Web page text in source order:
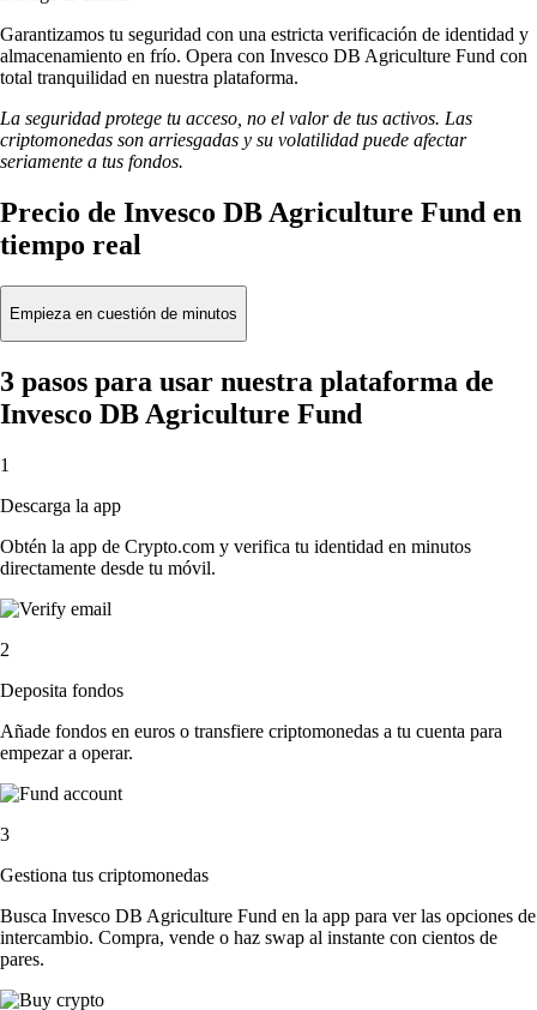
Garantizamos tu seguridad con una estricta verificación de identidad y
almacenamiento en frío. Opera con Invesco DB Agriculture Fund con
total tranquilidad en nuestra plataforma.
La seguridad protege tu acceso, no el valor de tus activos. Las
criptomonedas son arriesgadas y su volatilidad puede afectar
seriamente a tus fondos.
Precio de Invesco DB Agriculture Fund en
tiempo real
Empieza en cuestión de minutos
3 pasos para usar nuestra plataforma de
Invesco DB Agriculture Fund
1
Descarga la app
Obtén la app de Crypto.com y verifica tu identidad en minutos
directamente desde tu móvil.
2
Deposita fondos
Añade fondos en euros o transfiere criptomonedas a tu cuenta para
empezar a operar.
3
Gestiona tus criptomonedas
Busca Invesco DB Agriculture Fund en la app para ver las opciones de
intercambio. Compra, vende o haz swap al instante con cientos de
pares.